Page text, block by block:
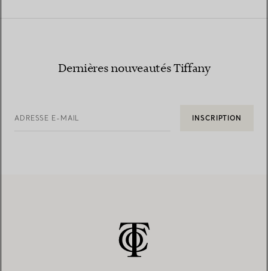
Dernières nouveautés Tiffany
ADRESSE E-MAIL INSCRIPTION